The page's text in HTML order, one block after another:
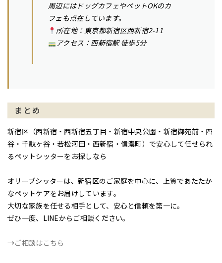
周辺にはドッグカフェやペットOKのカ
フェも点在しています。
所在地：東京都新宿区西新宿2-11
アクセス：西新宿駅 徒歩5分
まとめ
新宿区（西新宿・西新宿五丁目・新宿中央公園・新宿御苑前・四
谷・千駄ヶ谷・若松河田・西新宿・信濃町）で安心して任せられ
るペットシッターをお探しなら
オリーブシッターは、新宿区のご家庭を中心に、上質であたたか
なペットケアをお届けしています。
大切な家族を任せる相手として、安心と信頼を第一に。
ぜひ一度、LINEからご相談ください。
→ご相談はこちら